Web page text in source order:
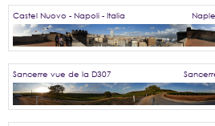
Castel Nuovo - Napoli - Italia
Sancerre vue de la D307